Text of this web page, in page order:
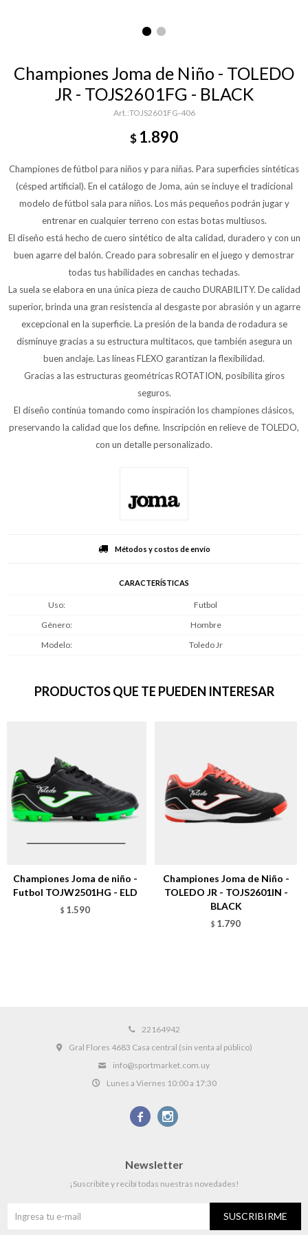
Championes Joma de Niño - TOLEDO
JR - TOJS2601FG - BLACK
TOJS2601FG-406
$ 1.890
Championes de fútbol para niños y para niñas. Para superficies sintéticas
(césped artificial). En el catálogo de Joma, aún se incluye el tradicional
modelo de fútbol sala para niños. Los más pequeños podrán jugar y
entrenar en cualquier terreno con estas botas multiusos.
El diseño está hecho de cuero sintético de alta calidad, duradero y con un
buen agarre del balón. Creado para sobresalir en el juego y demostrar
todas tus habilidades en canchas techadas.
La suela se elabora en una única pieza de caucho DURABILITY. De calidad
superior, brinda una gran resistencia al desgaste por abrasión y un agarre
excepcional en la superficie. La presión de la banda de rodadura se
disminuye gracias a su estructura multitacos, que también asegura un
buen anclaje. Las líneas FLEXO garantizan la flexibilidad.
Gracias a las estructuras geométricas ROTATION, posibilita giros
seguros.
El diseño continúa tomando como inspiración los championes clásicos,
preservando la calidad que los define. Inscripción en relieve de TOLEDO,
con un detalle personalizado.
Métodos y costos de envío
CARACTERÍSTICAS
Uso
Futbol
Género
Hombre
Modelo
Toledo Jr
PRODUCTOS QUE TE PUEDEN INTERESAR
Championes Joma de niño -
Futbol TOJW2501HG - ELD
$ 1.590
Championes Joma de Niño -
TOLEDO JR - TOJS2601IN -
BLACK
$ 1.790
22164942
Gral Flores 4683 Casa central (sin venta al público)
info@sportmarket.com.uy
Lunes a Viernes 10:00 a 17:30
 
Newsletter
¡Suscribite y recibí todas nuestras novedades!
SUSCRIBIRME